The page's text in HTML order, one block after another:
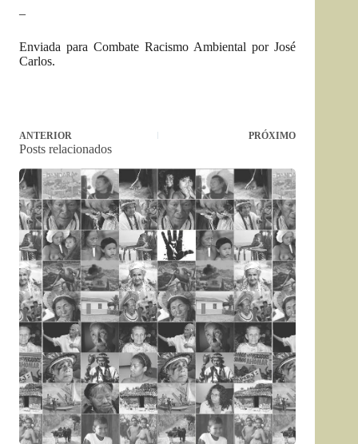
–
Enviada para Combate Racismo Ambiental por José
Carlos.
ANTERIOR PRÓXIMO
Posts relacionados